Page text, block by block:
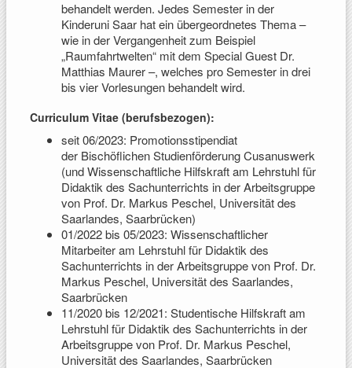
behandelt werden. Jedes Semester in der
Kinderuni Saar hat ein übergeordnetes Thema –
wie in der Vergangenheit zum Beispiel
„Raumfahrtwelten“ mit dem Special Guest Dr.
Matthias Maurer –, welches pro Semester in drei
bis vier Vorlesungen behandelt wird.
Curriculum Vitae (berufsbezogen):
seit 06/2023: Promotionsstipendiat
der Bischöflichen Studienförderung Cusanuswerk
(und Wissenschaftliche Hilfskraft am Lehrstuhl für
Didaktik des Sachunterrichts in der Arbeitsgruppe
von Prof. Dr. Markus Peschel, Universität des
Saarlandes, Saarbrücken)
01/2022 bis 05/2023: Wissenschaftlicher
Mitarbeiter am Lehrstuhl für Didaktik des
Sachunterrichts in der Arbeitsgruppe von Prof. Dr.
Markus Peschel, Universität des Saarlandes,
Saarbrücken
11/2020 bis 12/2021: Studentische Hilfskraft am
Lehrstuhl für Didaktik des Sachunterrichts in der
Arbeitsgruppe von Prof. Dr. Markus Peschel,
Universität des Saarlandes, Saarbrücken